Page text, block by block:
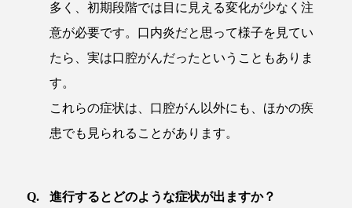
多く、初期段階では目に見える変化が少なく注
意が必要です。口内炎だと思って様子を見てい
たら、実は口腔がんだったということもありま
す。
これらの症状は、口腔がん以外にも、ほかの疾
患でも見られることがあります。
進行するとどのような症状が出ますか？